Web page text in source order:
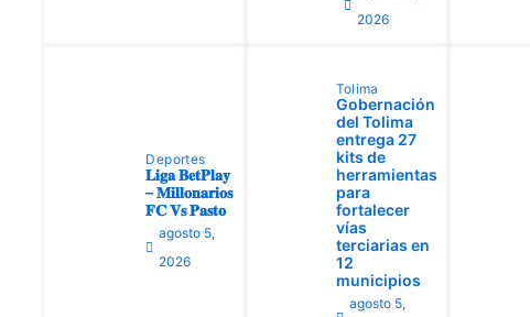
2026
Deportes
𝐋𝐢𝐠𝐚 𝐁𝐞𝐭𝐏𝐥𝐚𝐲
– 𝐌𝐢𝐥𝐥𝐨𝐧𝐚𝐫𝐢𝐨𝐬
𝐅𝐂 𝐕𝐬 𝐏𝐚𝐬𝐭𝐨
agosto 5,
2026
Tolima
Gobernación
del Tolima
entrega 27
kits de
herramientas
para
fortalecer
vías
terciarias en
12
municipios
agosto 5,